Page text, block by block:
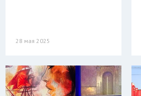
28 мая 2025